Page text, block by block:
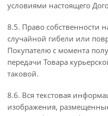
условиями настоящего
8.5. Право собственности
случайной гибели или
Покупателю с момента
передачи Товара
таковой.
8.6. Вся текстовая
изображения,